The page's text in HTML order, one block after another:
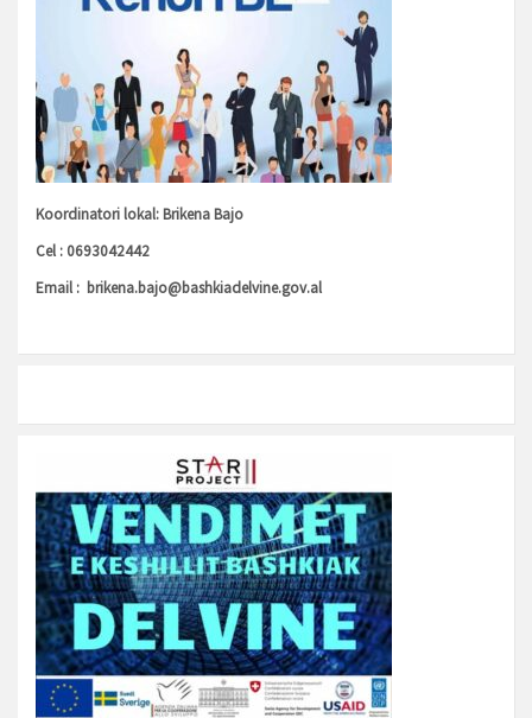
Koordinatori lokal: Brikena Bajo
Cel : 0693042442
Email : brikena.bajo@bashkiadelvine.gov.al